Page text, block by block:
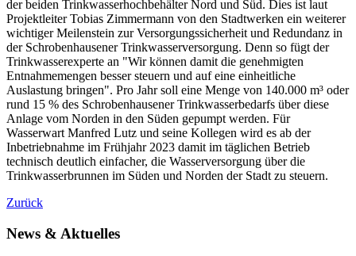
der beiden Trinkwasserhochbehälter Nord und Süd. Dies ist laut
Projektleiter Tobias Zimmermann von den Stadtwerken ein weiterer
wichtiger Meilenstein zur Versorgungssicherheit und Redundanz in
der Schrobenhausener Trinkwasserversorgung. Denn so fügt der
Trinkwasserexperte an "Wir können damit die genehmigten
Entnahmemengen besser steuern und auf eine einheitliche
Auslastung bringen". Pro Jahr soll eine Menge von 140.000 m³ oder
rund 15 % des Schrobenhausener Trinkwasserbedarfs über diese
Anlage vom Norden in den Süden gepumpt werden. Für
Wasserwart Manfred Lutz und seine Kollegen wird es ab der
Inbetriebnahme im Frühjahr 2023 damit im täglichen Betrieb
technisch deutlich einfacher, die Wasserversorgung über die
Trinkwasserbrunnen im Süden und Norden der Stadt zu steuern.
Zurück
News & Aktuelles